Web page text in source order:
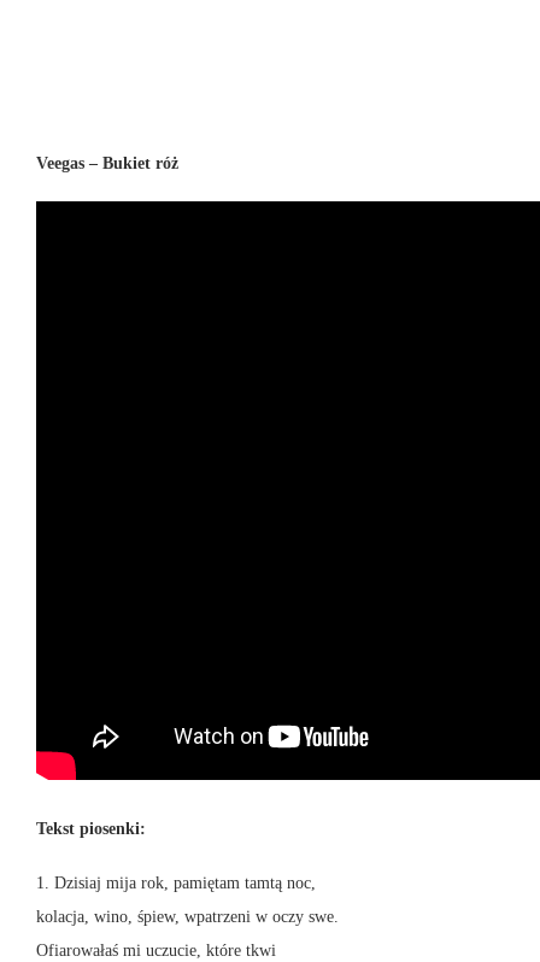
Veegas – Bukiet róż
Tekst piosenki:
1. Dzisiaj mija rok, pamiętam tamtą noc,
kolacja, wino, śpiew, wpatrzeni w oczy swe.
Ofiarowałaś mi uczucie, które tkwi